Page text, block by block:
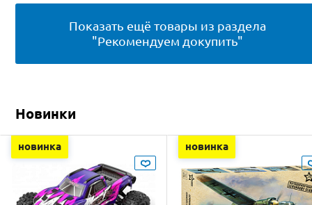
Показать ещё товары из раздела
"Рекомендуем докупить"
Новинки
новинка новинка